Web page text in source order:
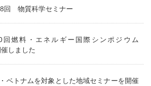
回 物質科学セミナー
回燃料・エネルギー国際シンポジウム
しました
ベトナムを対象とした地域セミナーを開催